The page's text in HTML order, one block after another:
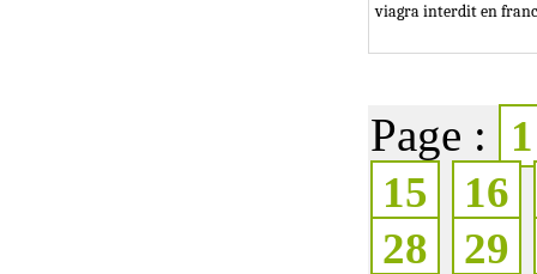
viagra interdit en
Page :
1
15
16
28
29